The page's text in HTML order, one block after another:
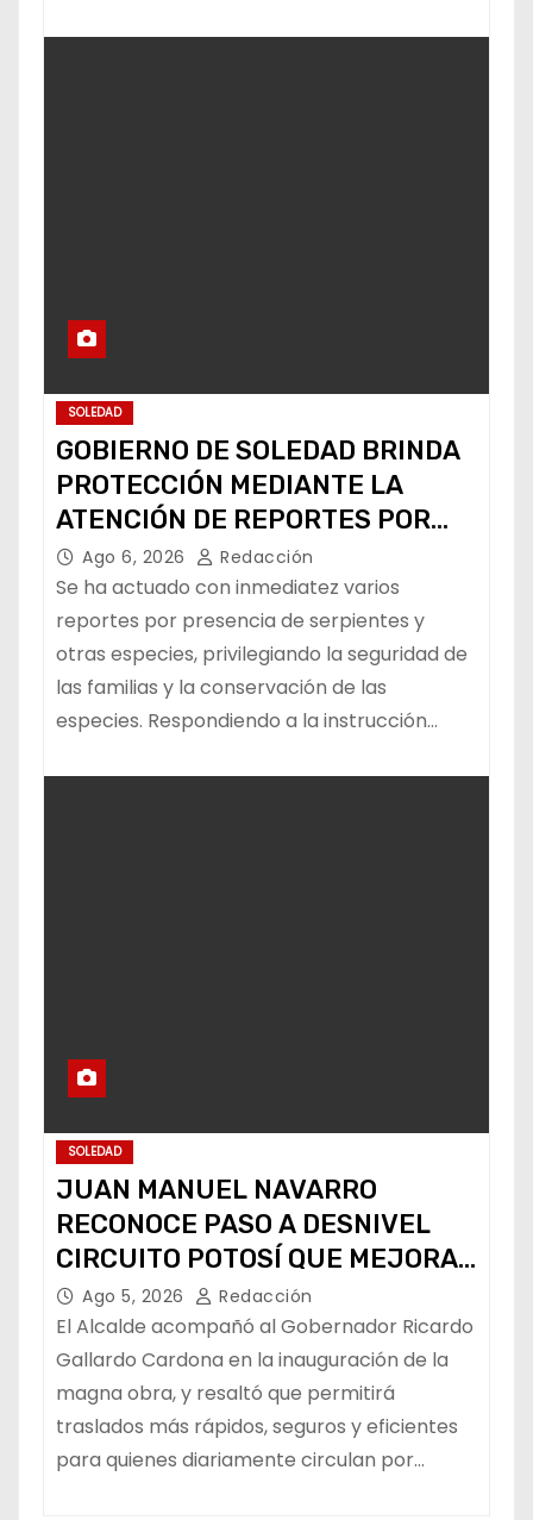
SOLEDAD
GOBIERNO DE SOLEDAD BRINDA
PROTECCIÓN MEDIANTE LA
ATENCIÓN DE REPORTES POR
FAUNA SILVESTRE
Ago 6, 2026 Redacción
Se ha actuado con inmediatez varios
reportes por presencia de serpientes y
otras especies, privilegiando la seguridad de
las familias y la conservación de las
especies. Respondiendo a la instrucción…
SOLEDAD
JUAN MANUEL NAVARRO
RECONOCE PASO A DESNIVEL
CIRCUITO POTOSÍ QUE MEJORA
LA MOVILIDAD METROPOLITANA
Ago 5, 2026 Redacción
El Alcalde acompañó al Gobernador Ricardo
Gallardo Cardona en la inauguración de la
magna obra, y resaltó que permitirá
traslados más rápidos, seguros y eficientes
para quienes diariamente circulan por…